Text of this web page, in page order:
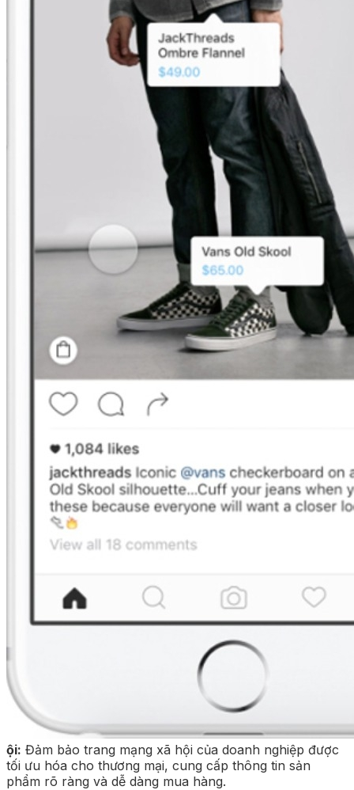
ội: Đảm bảo trang mạng xã hội của doanh nghiệp được
tối ưu hóa cho thương mại, cung cấp thông tin sản
phẩm rõ ràng và dễ dàng mua hàng.